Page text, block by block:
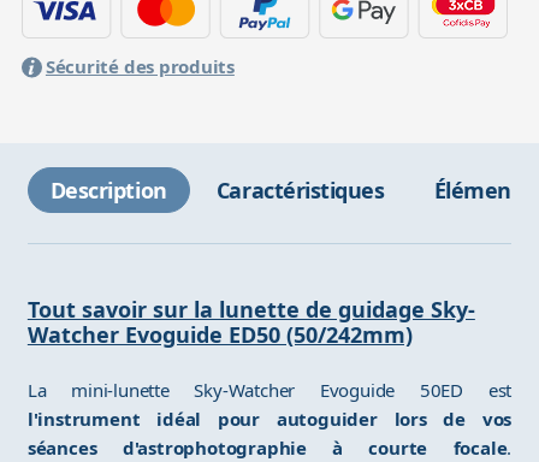
Sécurité des produits
Description Caractéristiques Éléments
Tout savoir sur la lunette de guidage Sky-
Watcher Evoguide ED50 (50/242mm)
La mini-lunette Sky-Watcher Evoguide 50ED est
l'instrument idéal pour autoguider lors de vos
séances d'astrophotographie à courte focale.